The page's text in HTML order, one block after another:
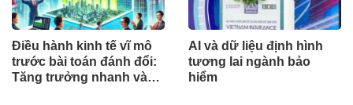
Điều hành kinh tế vĩ mô
trước bài toán đánh đổi:
Tăng trưởng nhanh và
AI và dữ liệu định hình
tương lai ngành bảo
hiểm